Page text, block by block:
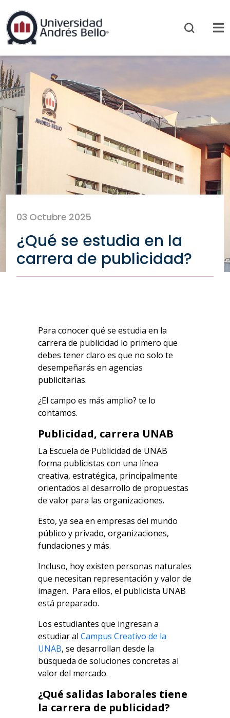
03 Octubre 2025
¿Qué se estudia en la
carrera de publicidad?
Para conocer qué se estudia en la
carrera de publicidad lo primero que
debes tener claro es que no solo te
desempeñarás en agencias
publicitarias.
¿El campo es más amplio? te lo
contamos.
Publicidad, carrera UNAB
La Escuela de Publicidad de UNAB
forma publicistas con una línea
creativa, estratégica, principalmente
orientados al desarrollo de propuestas
de valor para las organizaciones.
Esto, ya sea en empresas del mundo
público y privado, organizaciones,
fundaciones y más.
Incluso, hoy existen personas naturales
que necesitan representación y valor de
imagen. Para ellos, el publicista UNAB
está preparado.
Los estudiantes que ingresan a
estudiar al Campus Creativo de la
UNAB, se desarrollan desde la
búsqueda de soluciones concretas al
valor del mercado.
¿Qué salidas laborales tiene
la carrera de publicidad?